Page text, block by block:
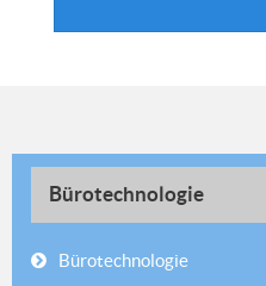
Bürotechnologie
Bürotechnologie